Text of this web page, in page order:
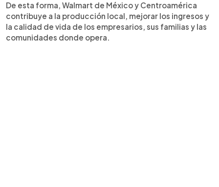
De esta forma, Walmart de México y Centroamérica
contribuye a la producción local, mejorar los ingresos y
la calidad de vida de los empresarios, sus familias y las
comunidades donde opera.